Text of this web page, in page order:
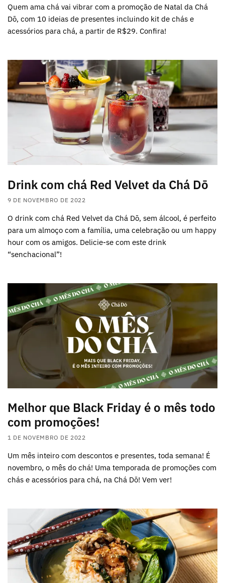
Quem ama chá vai vibrar com a promoção de Natal da Chá
Dō, com 10 ideias de presentes incluindo kit de chás e
acessórios para chá, a partir de R$29. Confira!
Drink com chá Red Velvet da Chá Dō
9 DE NOVEMBRO DE 2022
O drink com chá Red Velvet da Chá Dō, sem álcool, é perfeito
para um almoço com a família, uma celebração ou um happy
hour com os amigos. Delicie-se com este drink
“senchacional”!
Melhor que Black Friday é o mês todo
com promoções!
1 DE NOVEMBRO DE 2022
Um mês inteiro com descontos e presentes, toda semana! É
novembro, o mês do chá! Uma temporada de promoções com
chás e acessórios para chá, na Chá Dō! Vem ver!